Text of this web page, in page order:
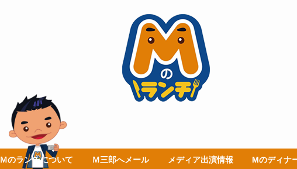
Ｍのランチについて Ｍ三郎へメール メディア出演情報 Mのディナ